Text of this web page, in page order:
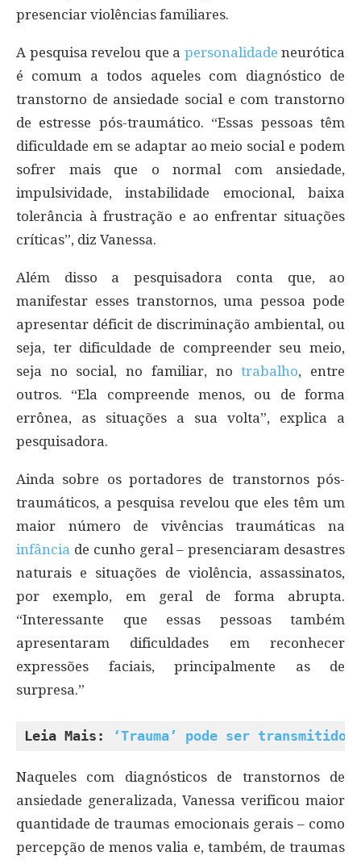
presenciar violências familiares.
A pesquisa revelou que a personalidade neurótica
é comum a todos aqueles com diagnóstico de
transtorno de ansiedade social e com transtorno
de estresse pós-traumático. “Essas pessoas têm
dificuldade em se adaptar ao meio social e podem
sofrer mais que o normal com ansiedade,
impulsividade, instabilidade emocional, baixa
tolerância à frustração e ao enfrentar situações
críticas”, diz Vanessa.
Além disso a pesquisadora conta que, ao
manifestar esses transtornos, uma pessoa pode
apresentar déficit de discriminação ambiental, ou
seja, ter dificuldade de compreender seu meio,
seja no social, no familiar, notrabalho, entre
outros. “Ela compreende menos, ou de forma
errônea, as situações a sua volta”, explica a
pesquisadora.
Ainda sobre os portadores de transtornos pós-
traumáticos, a pesquisa revelou que eles têm um
maior número de vivências traumáticas na
infância de cunho geral – presenciaram desastres
naturais e situações de violência, assassinatos,
por exemplo, em geral de forma abrupta.
“Interessante que essas pessoas também
apresentaram dificuldades em reconhecer
expressões faciais, principalmente as de
surpresa.”
Leia Mais: ‘Trauma’ pode ser transmitido
Naqueles com diagnósticos de transtornos de
ansiedade generalizada, Vanessa verificou maior
quantidade de traumas emocionais gerais – como
percepção de menos valia e, também, de traumas